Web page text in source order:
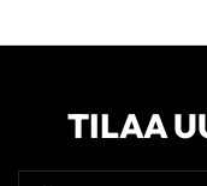
TILAA